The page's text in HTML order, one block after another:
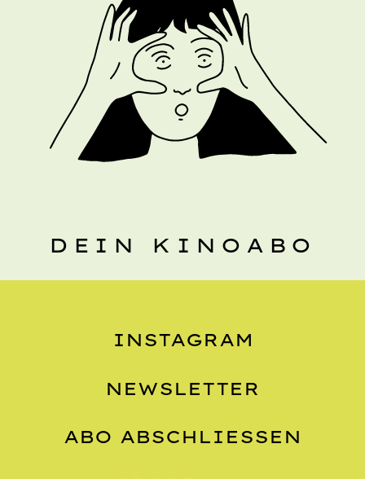
DEIN KINOABO
INSTAGRAM
NEWSLETTER
ABO ABSCHLIESSEN